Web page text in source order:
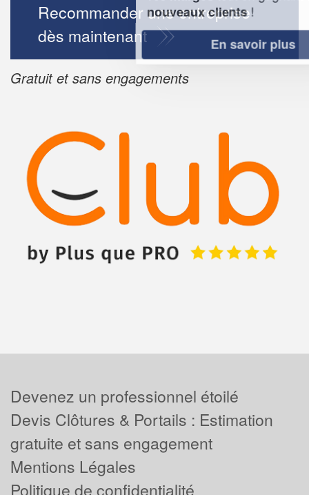
Recommander une entreprise
dès maintenant
Gratuit et sans engagements
nouveaux clients!
En savoir plus
Devenez un professionnel étoilé
Devis Clôtures & Portails : Estimation
gratuite et sans engagement
Mentions Légales
Politique de confidentialité